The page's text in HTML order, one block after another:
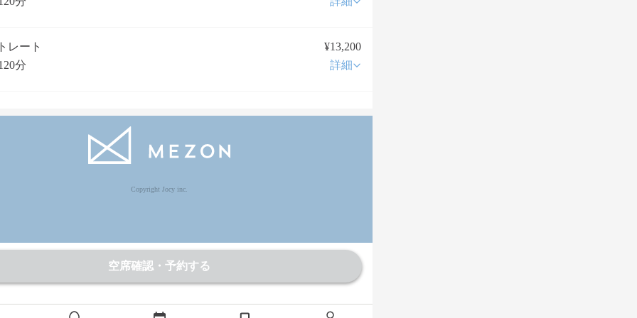
レート
¥13,200
分
詳細
空席確認・予約する
Copyright Jocy inc.